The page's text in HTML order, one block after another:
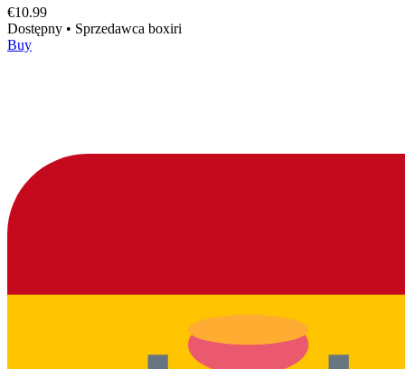
€10.99
Dostępny • Sprzedawca boxiri
Buy